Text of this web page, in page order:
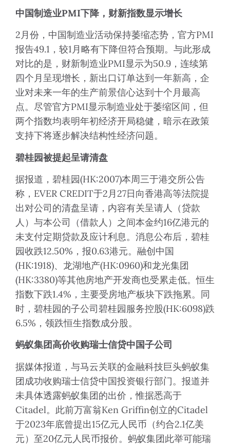
中国制造业PMI下降，财新指数显示增长
2月份，中国制造业活动保持萎缩态势，官方PMI
报告49.1，较1月略有下降但符合预期。与此形成
对比的是，财新制造业PMI显示为50.9，连续第
四个月呈现增长，新出口订单达到一年新高，企
业对未来一年的生产前景信心达到十个月最高
点。尽管官方PMI显示制造业处于萎缩区间，但
两个指数均表明年初经济开局稳健，暗示在政策
支持下将逐步解决结构性经济问题。
碧桂园被提起呈请清盘
据报道，碧桂园(HK:2007)本周三于港交所公告
称，EVER CREDIT于2月27日向香港高等法院提
出对公司的清盘呈请，内容有关呈请人（贷款
人）与本公司（借款人）之间本金约16亿港元的
未支付定期贷款及应计利息。消息公布后，碧桂
园收跌12.50%，报0.63港元。融创中国
(HK:1918)、龙湖地产(HK:0960)和龙光集团
(HK:3380)等其他房地产开发商也受累走低。恒生
指数下跌1.4%，主要受房地产板块下跌拖累。同
时，碧桂园的子公司碧桂园服务控股(HK:6098)跌
6.5%，领跌恒生指数成分股。
蚂蚁集团高价收购瑞士信贷中国子公司
据媒体报道，与马云关联的金融科技巨头蚂蚁集
团成功收购瑞士信贷中国投资银行部门。报道并
未具体透露蚂蚁集团的出价，惟据悉高于
Citadel。此前万富翁Ken Griffin创立的Citadel
于2023年底曾提出15亿元人民币（约合2.1亿美
元）至20亿元人民币报价。蚂蚁集团此举可能瑞